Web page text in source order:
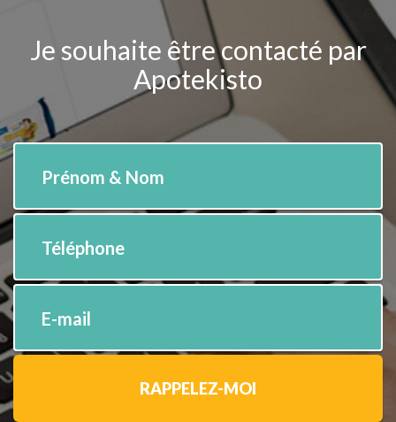
Je souhaite être contacté par
Apotekisto
Prénom & Nom
Téléphone
E-mail
RAPPELEZ-MOI